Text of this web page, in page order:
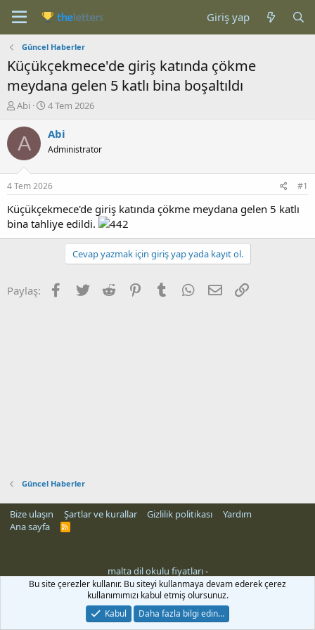
Giriş yap
Güncel Haberler
Küçükçekmece'de giriş katında çökme
meydana gelen 5 katlı bina boşaltıldı
K
n
b
u
u
b
a
l
Abi
B
ş
a
g
ı
ç
t
a
4 Tem 2026
A Abi
Administrator
4 Tem 2026 #1
Küçükçekmece'de giriş katında çökme meydana gelen 5 katlı
bina tahliye edildi.
Cevap yazmak için giriş yap yada kayıt ol.
Paylaş: Facebook
Twitter Reddit PinterestTumblr WhatsApp
E-posta
Güncel Haberler
Bize ulaşın Şartlar ve kurallar Gizlilik politikası
Yardım
Ana sayfa
R
malta dil okulu fiyatları-
Bu site çerezler kullanır. Bu siteyi kullanmaya devam ederek çerez
kullanımımızı kabul etmiş olursunuz.
Kabul
Daha fazla bilgi edin…